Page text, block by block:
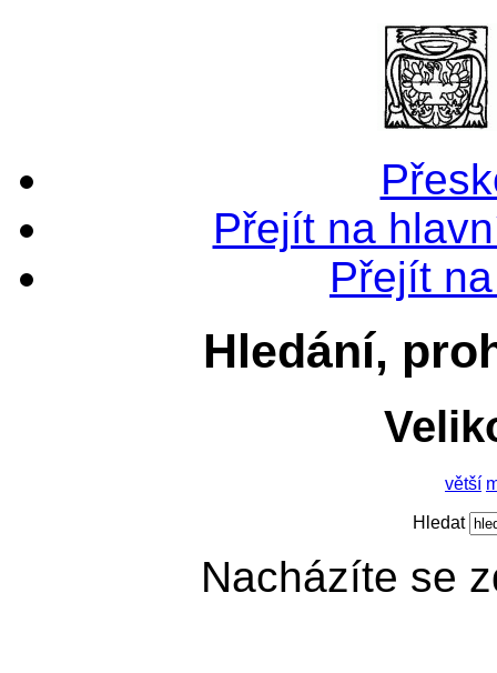
Přejít na
Přejít
Hledání,
větší
Hledat
Nacházíte se